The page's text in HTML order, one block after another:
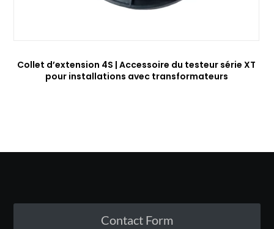
Collet d’extension 4S | Accessoire du testeur série XT
pour installations avec transformateurs
Contact Form